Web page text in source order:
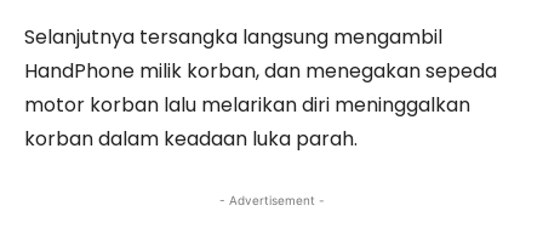
Selanjutnya tersangka langsung mengambil
HandPhone milik korban, dan menegakan sepeda
motor korban lalu melarikan diri meninggalkan
korban dalam keadaan luka parah.
- Advertisement -